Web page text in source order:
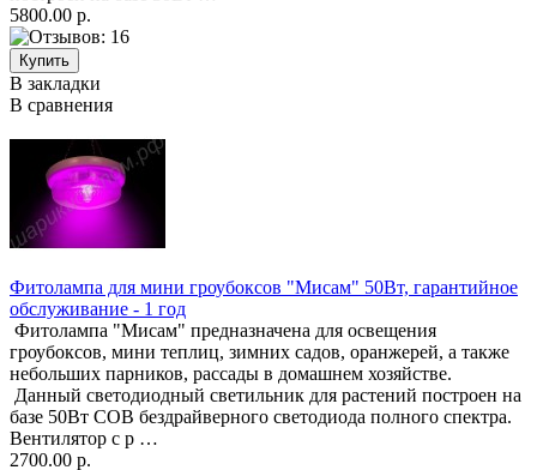
5800.00 р.
В закладки
В сравнения
Фитолампа для мини гроубоксов "Мисам" 50Вт, гарантийное
обслуживание - 1 год
Фитолампа "Мисам" предназначена для освещения
гроубоксов, мини теплиц, зимних садов, оранжерей, а также
небольших парников, рассады в домашнем хозяйстве.
Данный светодиодный светильник для растений построен на
базе 50Вт COB бездрайверного светодиода полного спектра.
Вентилятор с р …
2700.00 р.